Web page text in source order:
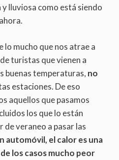
lluviosa como está siendo
lo mucho que nos atrae a
turistas que vienen a
buenas temperaturas, no
estaciones. De eso
aquellos que pasamos
los que lo están
de veraneo a pasar las
automóvil, el calor es una
los casos mucho peor